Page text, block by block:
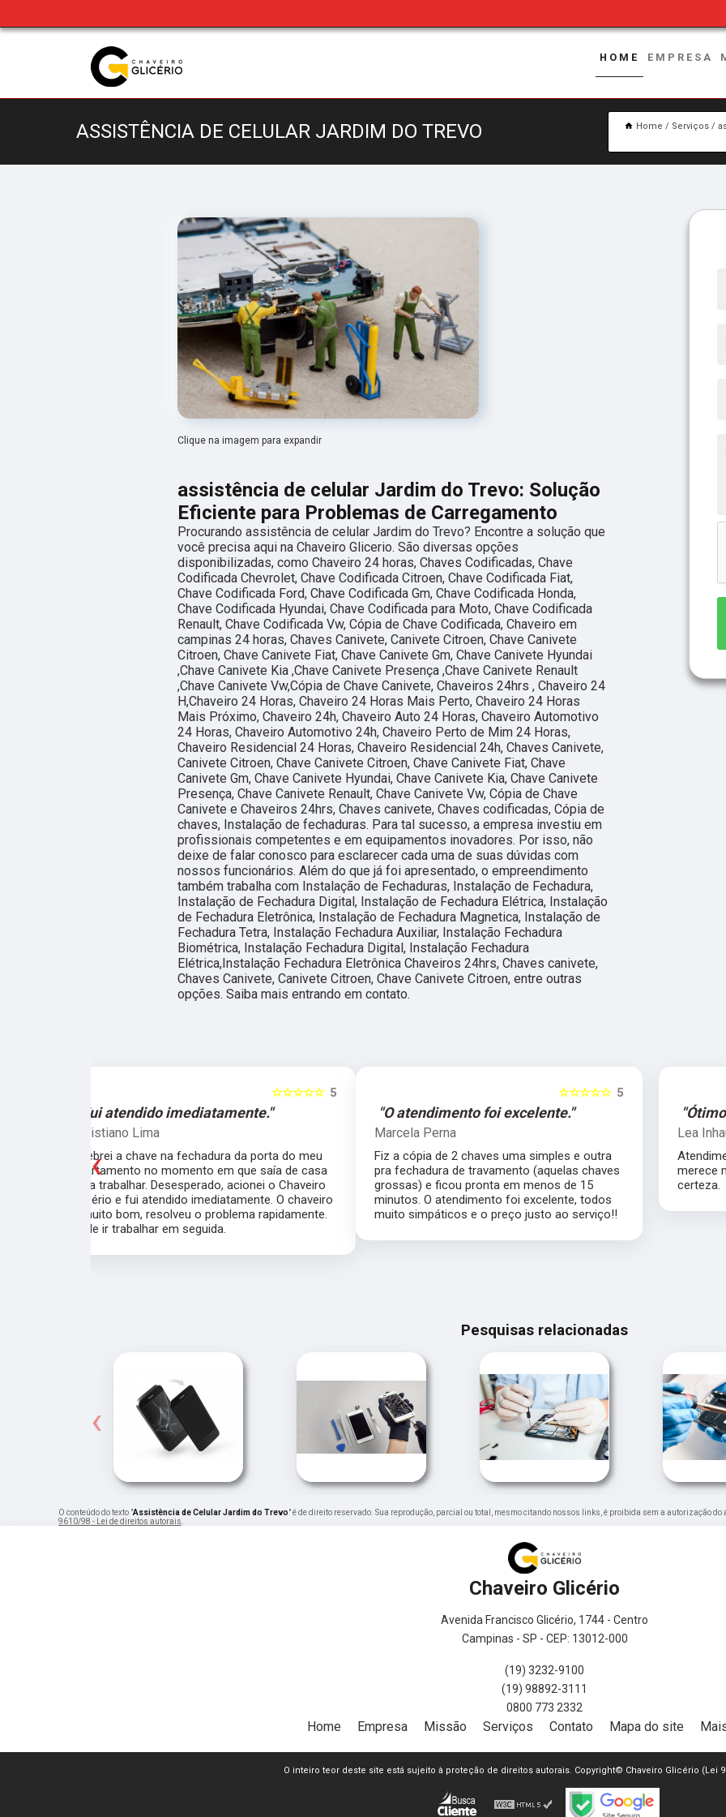
HOME EMPRESA
ASSISTÊNCIA DE CELULAR JARDIM DO TREVO Home Serviços
Clique na imagem para expandir
assistência de celular Jardim do Trevo: Solução
Eficiente para Problemas de Carregamento
Procurando assistência de celular Jardim do Trevo? Encontre a solução que
você precisa aqui na Chaveiro Glicerio. São diversas opções
disponibilizadas, como Chaveiro 24 horas, Chaves Codificadas, Chave
Codificada Chevrolet, Chave Codificada Citroen, Chave Codificada Fiat,
Chave Codificada Ford, Chave Codificada Gm, Chave Codificada Honda,
Chave Codificada Hyundai, Chave Codificada para Moto, Chave Codificada
Renault, Chave Codificada Vw, Cópia de Chave Codificada, Chaveiro em
campinas 24 horas, Chaves Canivete, Canivete Citroen, Chave Canivete
Citroen, Chave Canivete Fiat, Chave Canivete Gm, Chave Canivete Hyundai
,Chave Canivete Kia ,Chave Canivete Presença ,Chave Canivete Renault
,Chave Canivete Vw,Cópia de Chave Canivete, Chaveiros 24hrs , Chaveiro 24
H,Chaveiro 24 Horas, Chaveiro 24 Horas Mais Perto, Chaveiro 24 Horas
Mais Próximo, Chaveiro 24h, Chaveiro Auto 24 Horas, Chaveiro Automotivo
24 Horas, Chaveiro Automotivo 24h, Chaveiro Perto de Mim 24 Horas,
Chaveiro Residencial 24 Horas, Chaveiro Residencial 24h, Chaves Canivete,
Canivete Citroen, Chave Canivete Citroen, Chave Canivete Fiat, Chave
Canivete Gm, Chave Canivete Hyundai, Chave Canivete Kia, Chave Canivete
Presença, Chave Canivete Renault, Chave Canivete Vw, Cópia de Chave
Canivete e Chaveiros 24hrs, Chaves canivete, Chaves codificadas, Cópia de
chaves, Instalação de fechaduras. Para tal sucesso, a empresa investiu em
profissionais competentes e em equipamentos inovadores. Por isso, não
deixe de falar conosco para esclarecer cada uma de suas dúvidas com
nossos funcionários. Além do que já foi apresentado, o empreendimento
também trabalha com Instalação de Fechaduras, Instalação de Fechadura,
Instalação de Fechadura Digital, Instalação de Fechadura Elétrica, Instalação
de Fechadura Eletrônica, Instalação de Fechadura Magnetica, Instalação de
Fechadura Tetra, Instalação Fechadura Auxiliar, Instalação Fechadura
Biométrica, Instalação Fechadura Digital, Instalação Fechadura
Elétrica,Instalação Fechadura Eletrônica Chaveiros 24hrs, Chaves canivete,
Chaves Canivete, Canivete Citroen, Chave Canivete Citroen, entre outras
opções. Saiba mais entrando em contato.
☆☆☆☆☆
"O atendimento foi excelente."
Marcela Perna
Fiz a cópia de 2 chaves uma simples e outra
pra fechadura de travamento (aquelas chaves
grossas) e ficou pronta em menos de 15
minutos. O atendimento foi excelente, todos
muito simpáticos e o preço justo ao serviço!!
☆☆☆☆☆
"Ótimo profissional."
Lea Inhauser
Atendimento impecável, ótimo profissional
merece muito mais que 5 estrelas com
certeza.
‹
Pesquisas relacionadas
‹
O conteúdo do texto "Assistência de Celular Jardim do Trevo" é de direito reservado. Sua reprodução, parcial ou total, mesmo citando nossos links, é proibida sem a autorização
9610/98 - Lei de direitos autorais
Chaveiro Glicério
Avenida Francisco Glicério, 1744 - Centro
Campinas - SP - CEP: 13012-000
(19) 3232-9100
(19) 98892-3111
0800 773 2332
Home Empresa Missão Serviços Contato Mapa do site
O inteiro teor deste site está sujeito à proteção de direitos autorais. Copyright© Chaveiro Glicério (Lei